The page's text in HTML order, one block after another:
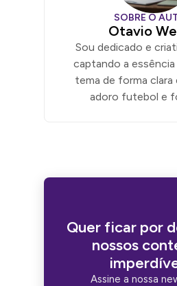
SOBRE O
Otavio
Sou dedicado e
captando a
tema de forma clara
adoro futebol e
Quer ficar por
nossos
Assine a nossa